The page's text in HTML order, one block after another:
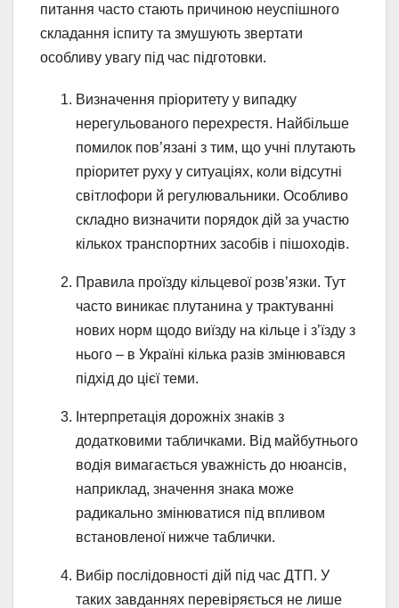
питання часто стають причиною неуспішного
складання іспиту та змушують звертати
особливу увагу під час підготовки.
Визначення пріоритету у випадку
нерегульованого перехрестя. Найбільше
помилок пов’язані з тим, що учні плутають
пріоритет руху у ситуаціях, коли відсутні
світлофори й регулювальники. Особливо
складно визначити порядок дій за участю
кількох транспортних засобів і пішоходів.
Правила проїзду кільцевої розв’язки. Тут
часто виникає плутанина у трактуванні
нових норм щодо виїзду на кільце і з’їзду з
нього – в Україні кілька разів змінювався
підхід до цієї теми.
Інтерпретація дорожніх знаків з
додатковими табличками. Від майбутнього
водія вимагається уважність до нюансів,
наприклад, значення знака може
радикально змінюватися під впливом
встановленої нижче таблички.
Вибір послідовності дій під час ДТП. У
таких завданнях перевіряється не лише